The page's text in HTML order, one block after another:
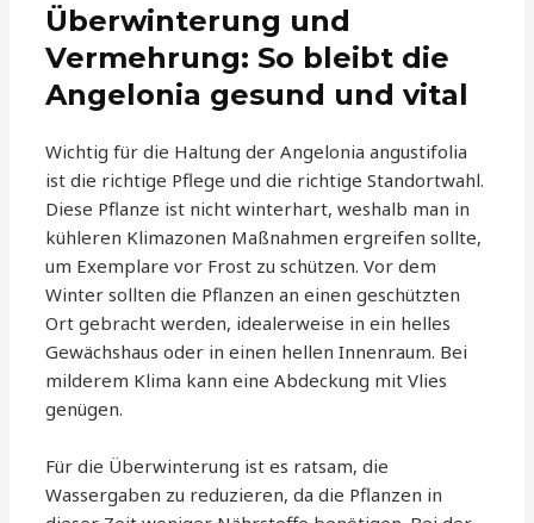
Überwinterung und
Vermehrung: So bleibt die
Angelonia gesund und vital
Wichtig für die Haltung der Angelonia angustifolia
ist die richtige Pflege und die richtige Standortwahl.
Diese Pflanze ist nicht winterhart, weshalb man in
kühleren Klimazonen Maßnahmen ergreifen sollte,
um Exemplare vor Frost zu schützen. Vor dem
Winter sollten die Pflanzen an einen geschützten
Ort gebracht werden, idealerweise in ein helles
Gewächshaus oder in einen hellen Innenraum. Bei
milderem Klima kann eine Abdeckung mit Vlies
genügen.
Für die Überwinterung ist es ratsam, die
Wassergaben zu reduzieren, da die Pflanzen in